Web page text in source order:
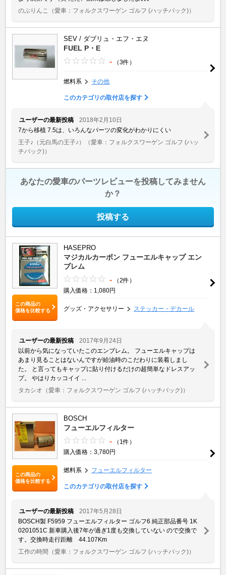
のぶりんこ
（愛車：フォルクスワーゲン ゴルフ (ハッチバック)）
SEV / ダブリュ・エフ・エヌ
FUEL P・E
- （3件）
燃料系 その他
このカテゴリの取付店を探す
ユーザーの最新投稿
2018年2月10日
7から移植 7.5は、いろんなパーツの変化がわかりにくい
王子♪（元白馬の王子♪）
（愛車：フォルクスワーゲン ゴルフ (ハッ
チバック)）
あなたの愛車のパーツレビューを投稿してみません
か？
投稿する
この商品の
価格を比較する
HASEPRO
マジカルカーボン フューエルキャップ エン
ブレム
-
（2件）
購入価格：1,080円
グッズ・アクセサリー ステッカー・デカール
ユーザーの最新投稿
2017年9月24日
以前から気になっていたこのエンブレム。 フューエルキャップは
あまり見ることはないんですが給油時のこだわりに装着しまし
た。 と言ってもキャップに貼り付けるだけの超簡単なドレスアッ
プ。 やはりカッコイイ ...
タカシオ （愛車：フォルクスワーゲン ゴルフ (ハッチバック)）
この商品の
価格を比較する
BOSCH
フューエルフィルター
-
（1件）
購入価格：3,780円
燃料系 フューエルフィルター
このカテゴリの取付店を探す
ユーザーの最新投稿
2017年5月28日
BOSCH製 F5959 フューエルフィルター ゴルフ6 純正部品番号 1K
0201051C 新車購入後7年が過ぎ1度も交換していない ので交換で
す。交換時走行距離 44.107Km
工作の時間 （愛車：フォルクスワーゲン ゴルフ (ハッチバック)）